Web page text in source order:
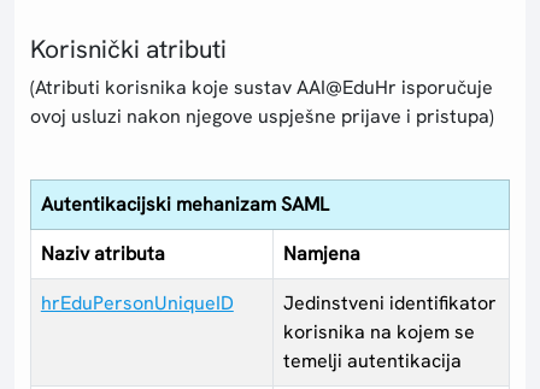
Korisnički atributi
(Atributi korisnika koje sustav AAI@EduHr isporučuje
ovoj usluzi nakon njegove uspješne prijave i pristupa)
Autentikacijski mehanizam SAML
Naziv atributa
Namjena
hrEduPersonUniqueID
Jedinstveni identifikator
korisnika na kojem se
temelji autentikacija